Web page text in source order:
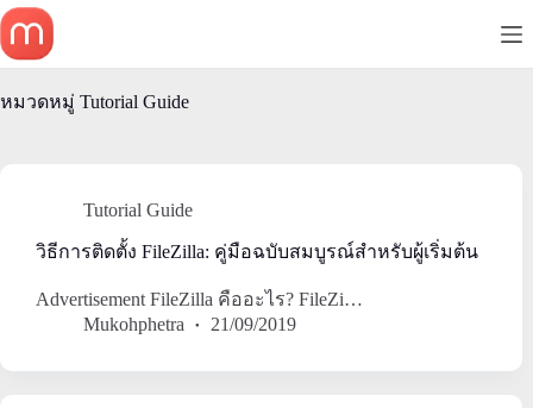
Skip
to
content
หมวดหมู่ Tutorial Guide
Tutorial Guide
วิธีการติดตั้ง FileZilla: คู่มือฉบับสมบูรณ์สำหรับผู้เริ่มต้น
Advertisement FileZilla คืออะไร? FileZi…
Mukohphetra
21/09/2019